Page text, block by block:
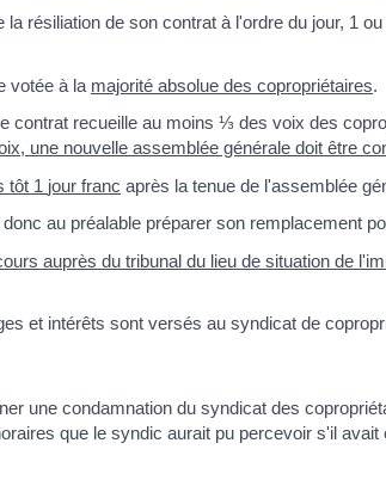
résiliation de son contrat à l'ordre du jour, 1
votée à la majorité absolue des copropriétaires.
contrat recueille au moins ⅓ des voix des
une nouvelle assemblée générale doit être
tôt 1 jour franc après la tenue de l'assemblée
au préalable préparer son remplacement
auprès du tribunal du lieu de situation de
et intérêts sont versés au syndicat de
une condamnation du syndicat des
que le syndic aurait pu percevoir s'il